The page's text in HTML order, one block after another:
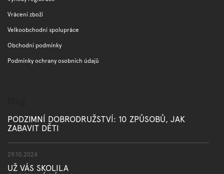
Vrácení zboží
Velkoobchodní spolupráce
Obchodní podmínky
Podmínky ochrany osobních údajů
PODZIMNÍ DOBRODRUŽSTVÍ: 10 ZPŮSOBŮ, JAK
ZABAVIT DĚTI
29.10.2024
UŽ VÁS SKOLILA